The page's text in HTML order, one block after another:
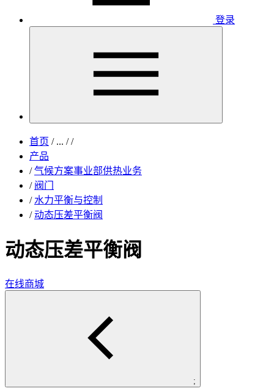
登录
首页 /... / /
产品
/ 气候方案事业部供热业务
/ 阀门
/ 水力平衡与控制
/ 动态压差平衡阀
动态压差平衡阀
在线商城
;